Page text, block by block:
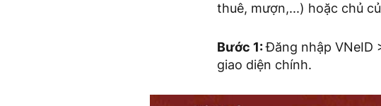
thuê, mượn,...) hoặc chủ
Bước 1:Đăng nhập VNeID
giao diện chính.